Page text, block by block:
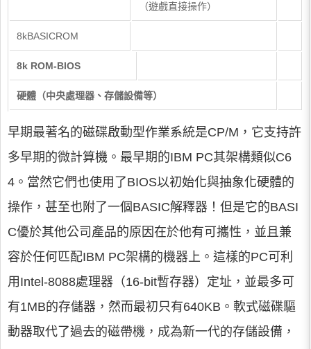
（遊戲直接操作）
8kBASICROM
8k ROM-BIOS
硬體（中央處理器、存儲設備等）
早期最著名的磁碟啟動型作業系統是CP/M，它支持許
多早期的微計算機。最早期的IBM PC其架構類似C6
4。當然它們也使用了BIOS以初始化與抽象化硬體的
操作，甚至也附了一個BASIC解釋器！但是它的BASI
C優於其他公司產品的原因在於他有可攜性，並且兼
容於任何匹配IBM PC架構的機器上。這樣的PC可利
用Intel-8088處理器（16-bit暫存器）定址，並最多可
有1MB的存儲器，然而最初只有640KB。軟式磁碟驅
動器取代了過去的磁帶機，成為新一代的存儲設備，